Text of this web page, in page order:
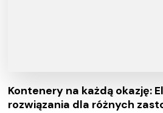
Kontenery na każdą okazję:
rozwiązania dla różnych